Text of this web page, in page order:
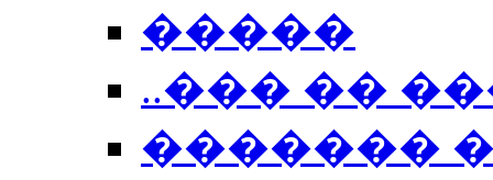
�����
..��� ��
�������